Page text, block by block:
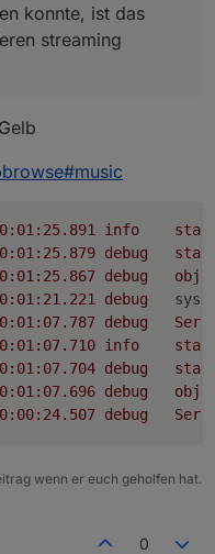
über den
eine Suche nach
Auswahl an
des Players und der
im Track direkt
auch relativ gewählt
-10)
shuffle sind nun in allen
verfügbar.
Rückmeldung geben
oder irgendwie
können über
konnte, ist das
streaming
konnte, ist das
streaming
info
debug
debug
debug
debug
info
debug
debug
debug
wenn er euch geholfen hat.
0